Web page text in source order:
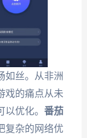
如丝。从非洲
戏的痛点从未
优化。 番茄
复杂的网络优